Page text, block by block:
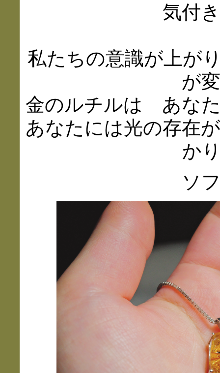
気付
私たちの意識が上が
が
金のルチルは あな
あなたには光の存在
か
ソ